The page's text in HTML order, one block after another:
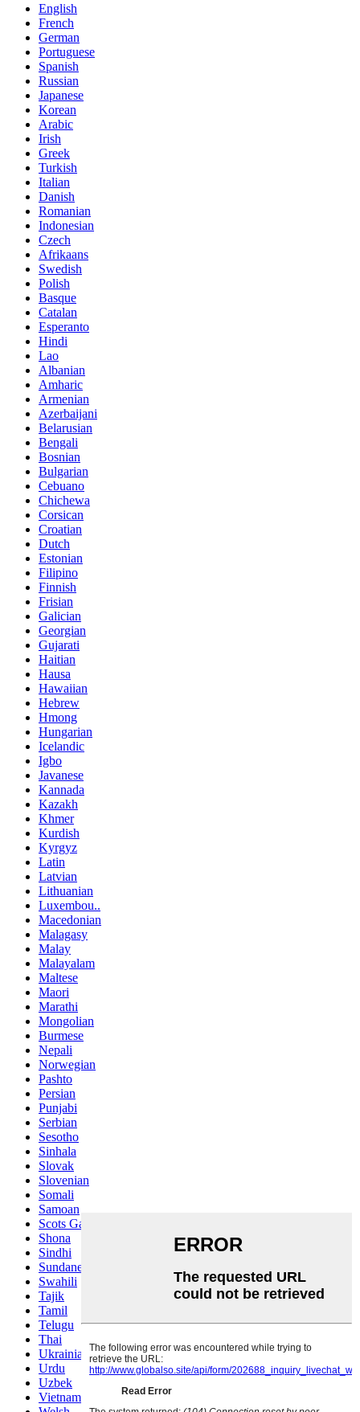
English
French
German
Portuguese
Spanish
Russian
Japanese
Korean
Arabic
Irish
Greek
Turkish
Italian
Danish
Romanian
Indonesian
Czech
Afrikaans
Swedish
Polish
Basque
Catalan
Esperanto
Hindi
Lao
Albanian
Amharic
Armenian
Azerbaijani
Belarusian
Bengali
Bosnian
Bulgarian
Cebuano
Chichewa
Corsican
Croatian
Dutch
Estonian
Filipino
Finnish
Frisian
Galician
Georgian
Gujarati
Haitian
Hausa
Hawaiian
Hebrew
Hmong
Hungarian
Icelandic
Igbo
Javanese
Kannada
Kazakh
Khmer
Kurdish
Kyrgyz
Latin
Latvian
Lithuanian
Luxembou..
Macedonian
Malagasy
Malay
Malayalam
Maltese
Maori
Marathi
Mongolian
Burmese
Nepali
Norwegian
Pashto
Persian
Punjabi
Serbian
Sesotho
Sinhala
Slovak
Slovenian
Somali
Samoan
Scots Gaelic
Shona
Sindhi
Sundanese
Swahili
Tajik
Tamil
Telugu
Thai
Ukrainian
Urdu
Uzbek
Vietnamese